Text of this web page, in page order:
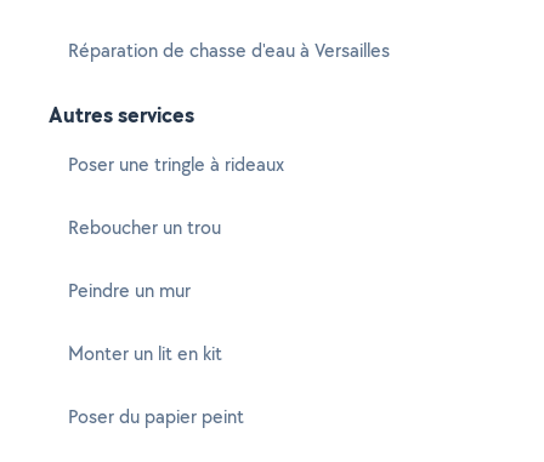
Réparation de chasse d'eau à Versailles
Autres services
Poser une tringle à rideaux
Reboucher un trou
Peindre un mur
Monter un lit en kit
Poser du papier peint